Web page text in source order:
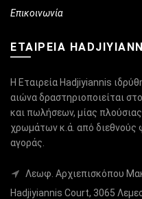
Επικοινωνία
ΕΤΑΙΡΕΙΑ
Η Εταιρεία Hadjiyiannis
αιώνα δραστηριοποιείται
και πωλήσεων, μίας
χρωμάτων κ.ά. από διεθνούς
αγοράς.
Λεωφ. Αρχιεπισκόπου
Hadjiyiannis Court, 3065